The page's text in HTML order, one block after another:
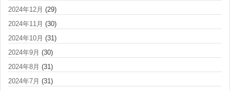
2024年12月 (29)
2024年11月 (30)
2024年10月 (31)
2024年9月 (30)
2024年8月 (31)
2024年7月 (31)